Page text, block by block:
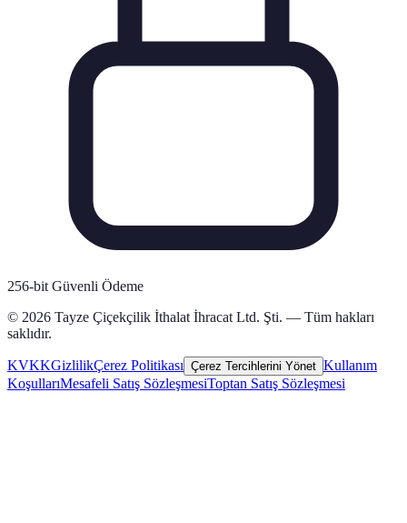
256-bit Güvenli Ödeme
© 2026 Tayze Çiçekçilik İthalat İhracat Ltd. Şti. — Tüm hakları
saklıdır.
KVKKGizlilikÇerez Politikası Çerez Tercihlerini Yönet Kullanım
KoşullarıMesafeli Satış SözleşmesiToptan Satış Sözleşmesi